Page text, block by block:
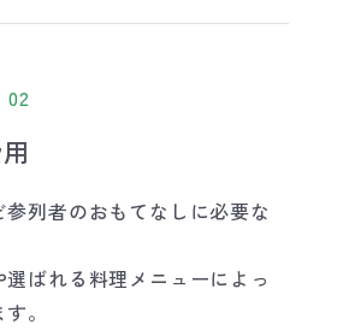
02
列者のおもてなしに必要な
ばれる料理メニューによっ
。